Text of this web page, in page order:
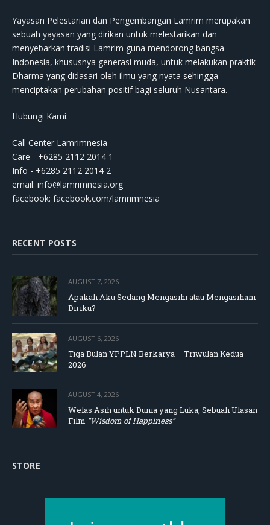
Yayasan Pelestarian dan Pengembangan Lamrim merupakan
sebuah yayasan yang dirikan untuk melestarikan dan
menyebarkan tradisi Lamrim guna mendorong bangsa
Indonesia, khususnya generasi muda, untuk melakukan praktik
Dharma yang didasari oleh ilmu yang nyata sehingga
menciptakan perubahan positif bagi seluruh Nusantara.
Hubungi Kami:
Call Center Lamrimnesia
Care - +6285 2112 2014 1
Info - +6285 2112 2014 2
email: info@lamrimnesia.org
facebook: facebook.com/lamrimnesia
RECENT POSTS
AUGUST 7, 2026
Apakah Aku Sedang Mengasihi atau Mengasihani
Diriku?
AUGUST 6, 2026
Tiga Bulan YPPLN Berkarya – Triwulan Kedua
2026
AUGUST 4, 2026
Welas Asih untuk Dunia yang Luka, Sebuah Ulasan
Film “Wisdom of Happiness”
STORE